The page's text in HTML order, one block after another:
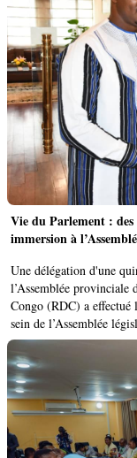
Vie du Parlement :
immersion à
Une délégation d'une
l’Assemblée provinciale
Congo (RDC) a
sein de l’Assemblée